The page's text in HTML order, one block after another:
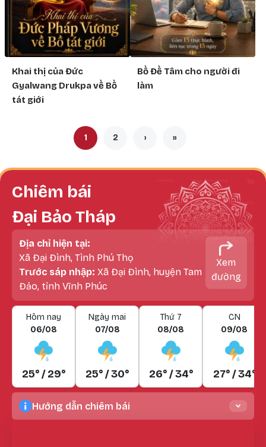
Khai thị của Đức
Gyalwang Drukpa về Bồ
tát giới
Bồ Đề Tâm cho người đi
làm
Pagination Trang hiện thời
1 Trang
2 Next page
› Last page
»
Chiêm bái
Đại Bảo Tháp
Địa chỉ hiện tại:
Xã Đại Đình, Tình Phú Thọ
Trước sáp nhập: Xã Đại Đình, huyện Tam
Đảo, tỉnh Vĩnh Phúc
Xem
đường
Hôm nay
06/08
25° / 29°
Ngày mai
07/08
25° / 30°
Thứ 7
08/08
26° / 34°
CN
09/08
27° / 34°
Hướng dẫn chiêm bái